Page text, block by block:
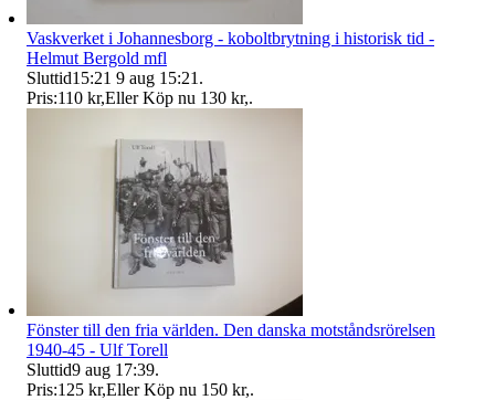
Vaskverket i Johannesborg - koboltbrytning i historisk tid -
Helmut Bergold mfl
Sluttid15:21 9 aug 15:21 .
Pris:110 kr,Eller Köp nu 130 kr,.
Fönster till den fria världen. Den danska motståndsrörelsen
1940-45 - Ulf Torell
Sluttid9 aug 17:39.
Pris:125 kr,Eller Köp nu 150 kr,.